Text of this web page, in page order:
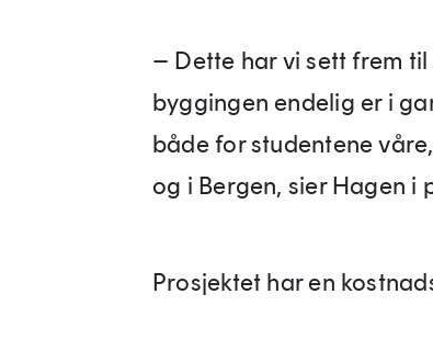
– Dette har vi sett frem
byggingen endelig er i
både for studentene
og i Bergen, sier Hagen i
Prosjektet har en